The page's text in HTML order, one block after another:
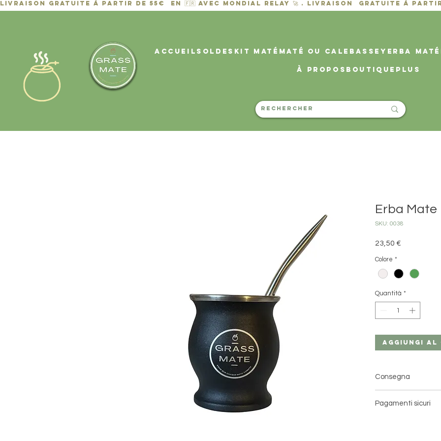
ACCUEIL Soldes KIT MATÉ MATÉ OU CALEBASSE YERBA MATÉ
À propos Boutique PLUS
Erba Mate
SKU: 0038
23,50 €
Colore *
Quantità *
Aggiungi
Consegna
Scadenze: da 2 a 5
Pagamenti sicuri